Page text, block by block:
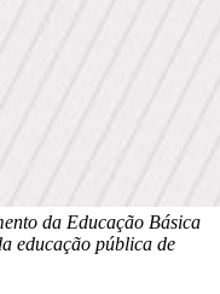
da Educação Básica
educação pública de